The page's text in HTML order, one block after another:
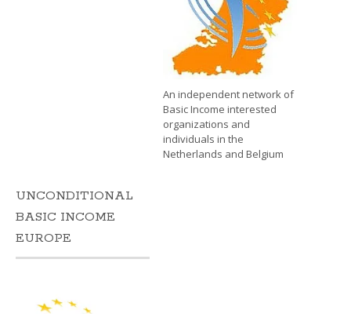
An independent network of
Basic Income interested
organizations and
individuals in the
Netherlands and Belgium
UNCONDITIONAL
BASIC INCOME
EUROPE